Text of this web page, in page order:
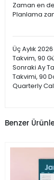
Zaman en
Planlama
Üç Aylık
Takvim, 90
Sonraki Ay
Takvimi, 90
Quarterly
Benzer